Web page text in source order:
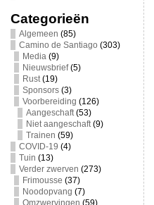
Categorieën
Algemeen (85)
Camino de Santiago (303)
Media(9)
Nieuwsbrief(5)
Rust(19)
Sponsors(3)
Voorbereiding (126)
Aangeschaft(53)
Niet aangeschaft(9)
Trainen (59)
COVID-19 (4)
Tuin (13)
Verder zwerven (273)
Frimousse (37)
Noodopvang (7)
Omzwervingen (59)